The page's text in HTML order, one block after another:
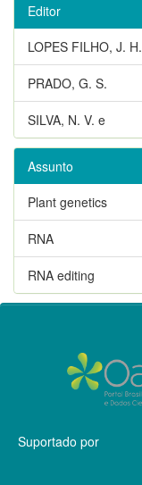
Editor
LOPES FILHO, J. H.
PRADO, G. S.
SILVA, N. V. e
Assunto
Plant genetics
RNA
RNA editing
Suportado por